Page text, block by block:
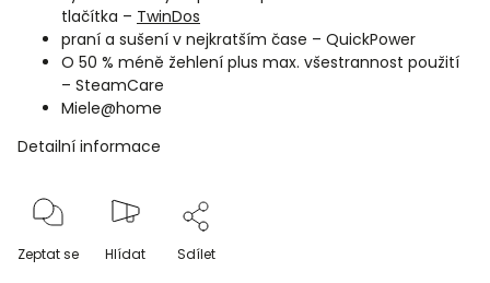
tlačítka – TwinDos
praní a sušení v nejkratším čase – QuickPower
O 50 % méně žehlení plus max. všestrannost použití
– SteamCare
Miele@home
Detailní informace
Zeptat se Hlídat Sdílet